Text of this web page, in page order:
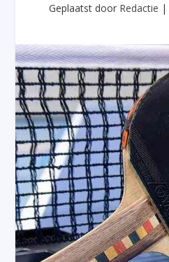
Geplaatst door Redactie |